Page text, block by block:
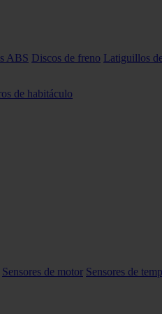
ABS Discos de freno Latiguillos
de habitáculo
Sensores de motor Sensores de